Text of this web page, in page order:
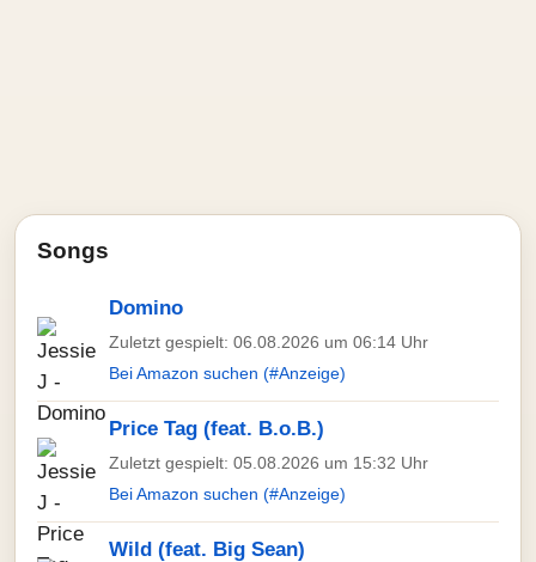
Songs
Domino
Zuletzt gespielt: 06.08.2026 um 06:14 Uhr
Bei Amazon suchen (#Anzeige)
Price Tag (feat. B.o.B.)
Zuletzt gespielt: 05.08.2026 um 15:32 Uhr
Bei Amazon suchen (#Anzeige)
Wild (feat. Big Sean)